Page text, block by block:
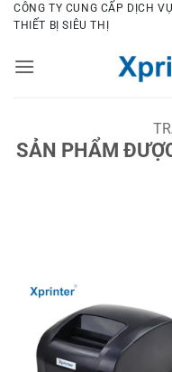
Bỏ
qua
dung
CÔNG TY CUNG CẤP DỊCH
THIẾT BỊ SIÊU THỊ
SẢN PHẨM